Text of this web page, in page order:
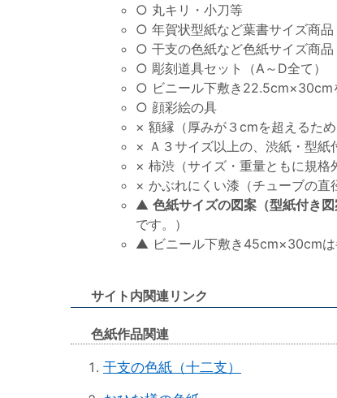
○ 丸キリ・小刀等
○ 年賀状型紙など葉書サイズ商品
○ 干支の色紙など色紙サイズ商品
○ 彫刻道具セット（A～D全て）
○ ビニール下敷き22.5cm×30cm
○ 顔彩絵の具
× 額縁（厚みが３cmを超えるた
× Ａ３サイズ以上の、渋紙・型紙
× 柿渋（サイズ・重量ともに規格
× かぶれにくい漆（チューブの直
▲ 色紙サイズの図案（型紙付き図
です。）
▲ ビニール下敷き45cm×30cmは
サイト内関連リンク
色紙作品関連
干支の色紙（十二支）